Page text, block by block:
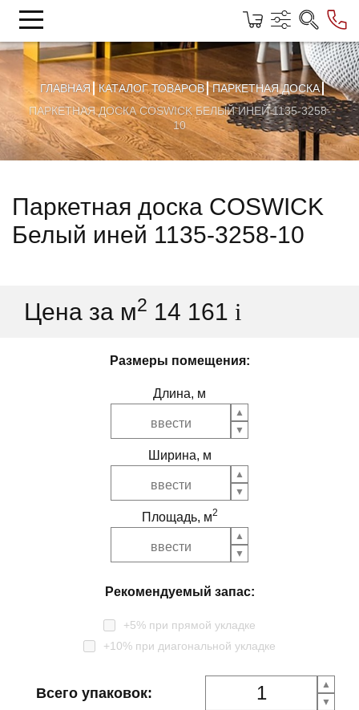
ГЛАВНАЯ КАТАЛОГ ТОВАРОВ
ПАРКЕТНАЯ ДОСКА
ПАРКЕТНАЯ ДОСКА COSWICK БЕЛЫЙ ИНЕЙ 1135-3258-
10
Паркетная доска COSWICK
Белый иней 1135-3258-10
Цена за м2 14 161 i
Размеры помещения:
Длина, м
Ширина, м
Площадь, м2
Рекомендуемый запас:
+5% при прямой укладке
+10% при диагональной укладке
Всего упаковок: